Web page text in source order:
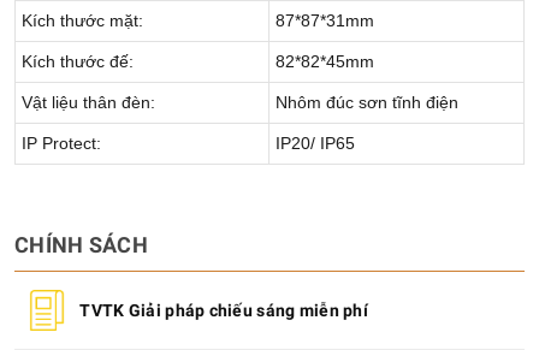
Kích thước mặt: 87*87*31mm
Kích thước đế: 82*82*45mm
Vật liệu thân đèn: Nhôm đúc sơn tĩnh điện
IP Protect: IP20/ IP65
CHÍNH SÁCH
TVTK Giải pháp chiếu sáng miễn phí